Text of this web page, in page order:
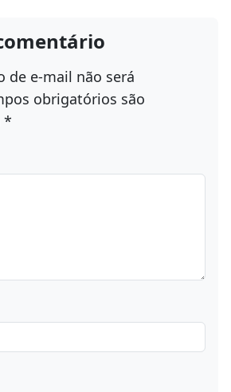
de e-mail não será
obrigatórios são
*